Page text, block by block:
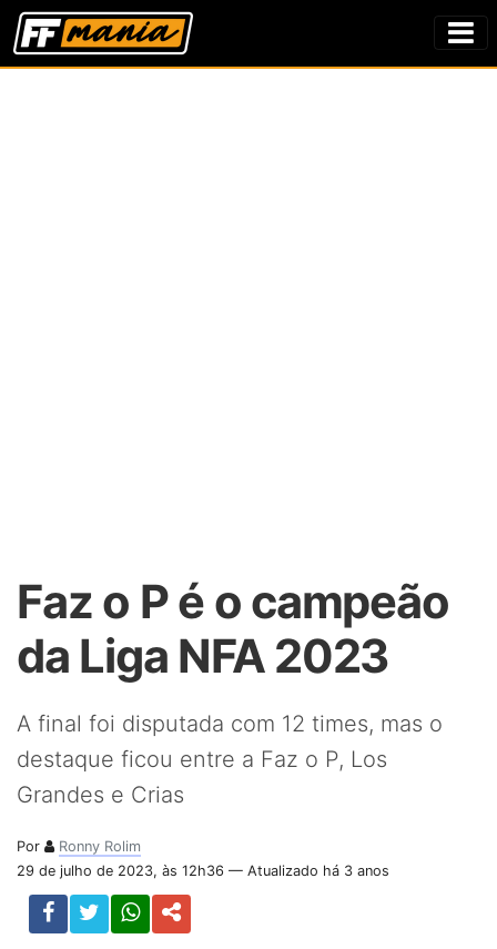
Faz o P é o campeão
da Liga NFA 2023
A final foi disputada com 12 times, mas o
destaque ficou entre a Faz o P, Los
Grandes e Crias
Por
Ronny Rolim
29 de julho de 2023, às 12h36 — Atualizado há 3 anos